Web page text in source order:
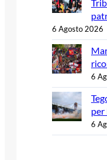
6 Agosto 2026
6
per
6